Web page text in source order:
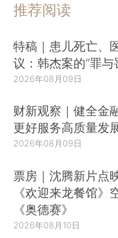
推荐阅读
特稿｜患儿死亡、
议：韩杰案的“罪与
2026年08月09日
财新观察｜健全金
更好服务高质量发
2026年08月09日
票房｜沈腾新片点
《欢迎来龙餐馆》
《奥德赛》
2026年08月10日